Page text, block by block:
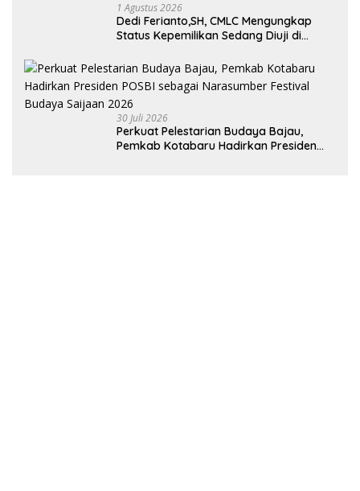
1 Agustus 2026
Dedi Ferianto,SH, CMLC Mengungkap
Status Kepemilikan Sedang Diuji di
Tersangka R, Dinilai Prematur
30 Juli 2026
Perkuat Pelestarian Budaya Bajau,
Pemkab Kotabaru Hadirkan Presiden